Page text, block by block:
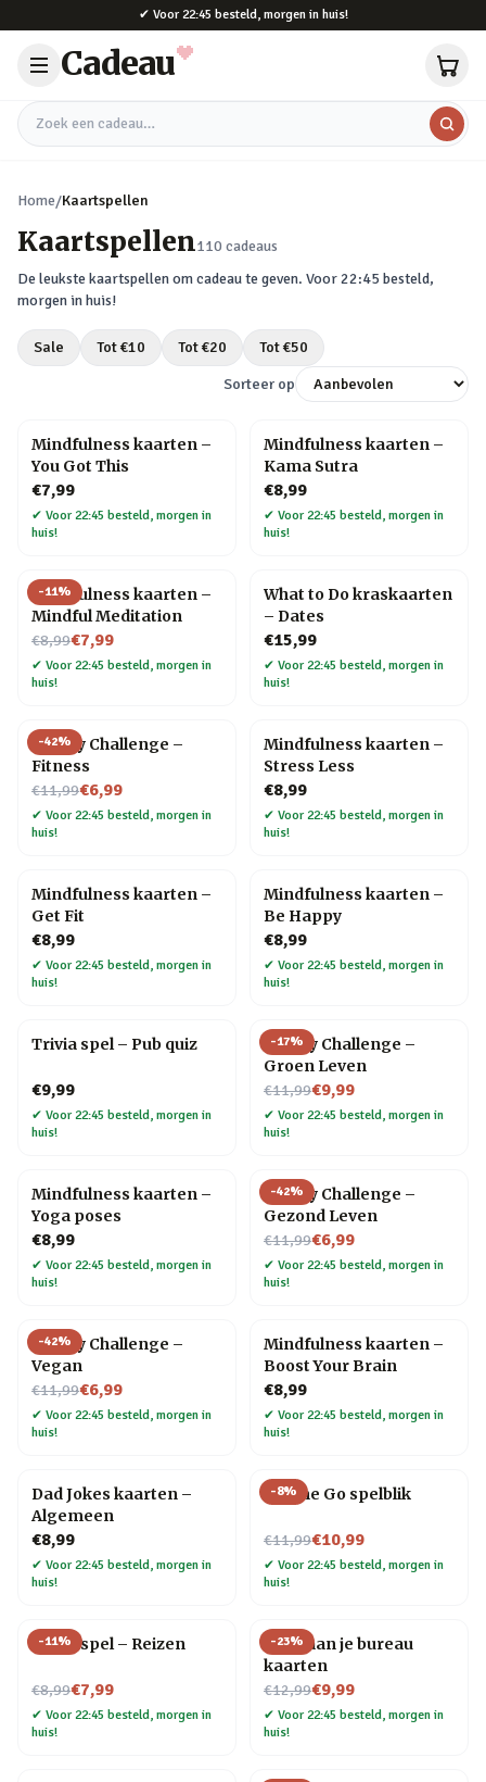
✔ Voor 22:45 besteld, morgen in huis!
Cadeau
Zoek een cadeau
Home/Kaartspellen
Kaartspellen110 cadeaus
De leukste kaartspellenom cadeau te geven. Voor 22:45 besteld,
morgen in huis!
Sale Tot €10 Tot €20 Tot €50
Sorteer op
Mindfulness kaarten –
You Got This
€7,99
✔ Voor 22:45 besteld, morgen in
huis!
Mindfulness kaarten –
Kama Sutra
€8,99
✔ Voor 22:45 besteld, morgen in
huis!
-11%
Mindfulness kaarten –
Mindful Meditation
€8,99
Nu voor€7,99
✔ Voor 22:45 besteld, morgen in
huis!
What to Do kraskaarten
– Dates
€15,99
✔ Voor 22:45 besteld, morgen in
huis!
-42%
30 Day Challenge –
Fitness
€11,99
Nu voor€6,99
✔ Voor 22:45 besteld, morgen in
huis!
Mindfulness kaarten –
Stress Less
€8,99
✔ Voor 22:45 besteld, morgen in
huis!
Mindfulness kaarten –
Get Fit
€8,99
✔ Voor 22:45 besteld, morgen in
huis!
Mindfulness kaarten –
Be Happy
€8,99
✔ Voor 22:45 besteld, morgen in
huis!
Trivia spel – Pub quiz
€9,99
✔ Voor 22:45 besteld, morgen in
huis!
-17%
30 Day Challenge –
Groen Leven
€11,99
Nu voor€9,99
✔ Voor 22:45 besteld, morgen in
huis!
Mindfulness kaarten –
Yoga poses
€8,99
✔ Voor 22:45 besteld, morgen in
huis!
-42%
30 Day Challenge –
Gezond Leven
€11,99
Nu voor€6,99
✔ Voor 22:45 besteld, morgen in
huis!
-42%
30 Day Challenge –
Vegan
€11,99
Nu voor€6,99
✔ Voor 22:45 besteld, morgen in
huis!
Mindfulness kaarten –
Boost Your Brain
€8,99
✔ Voor 22:45 besteld, morgen in
huis!
Dad Jokes kaarten –
Algemeen
€8,99
✔ Voor 22:45 besteld, morgen in
huis!
-8%
On The Go spelblik
€11,99
Nu voor€10,99
✔ Voor 22:45 besteld, morgen in
huis!
-11%
Trivia spel – Reizen
€8,99
Nu voor€7,99
✔ Voor 22:45 besteld, morgen in
huis!
-23%
Yoga aan je bureau
kaarten
€12,99
Nu voor€9,99
✔ Voor 22:45 besteld, morgen in
huis!